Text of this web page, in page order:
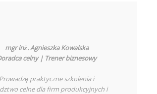
mgr inż. Agnieszka Kowalska
celny | Trener biznesowy
Prowadzę praktyczne szkolenia i
celne dla firm produkcyjnych i